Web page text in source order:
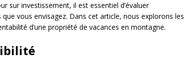
sur investissement, il est essentiel d’évaluer
vous envisagez. Dans cet article, nous explorons les
d’une propriété de vacances en montagne.